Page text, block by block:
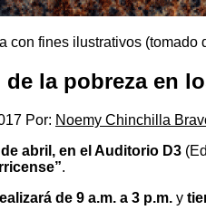
con fines ilustrativos (tomado
de la pobreza en
Por: Noemy Chinchilla
abril, en el Auditorio D3
.
de 9 a.m. a 3 p.m. y